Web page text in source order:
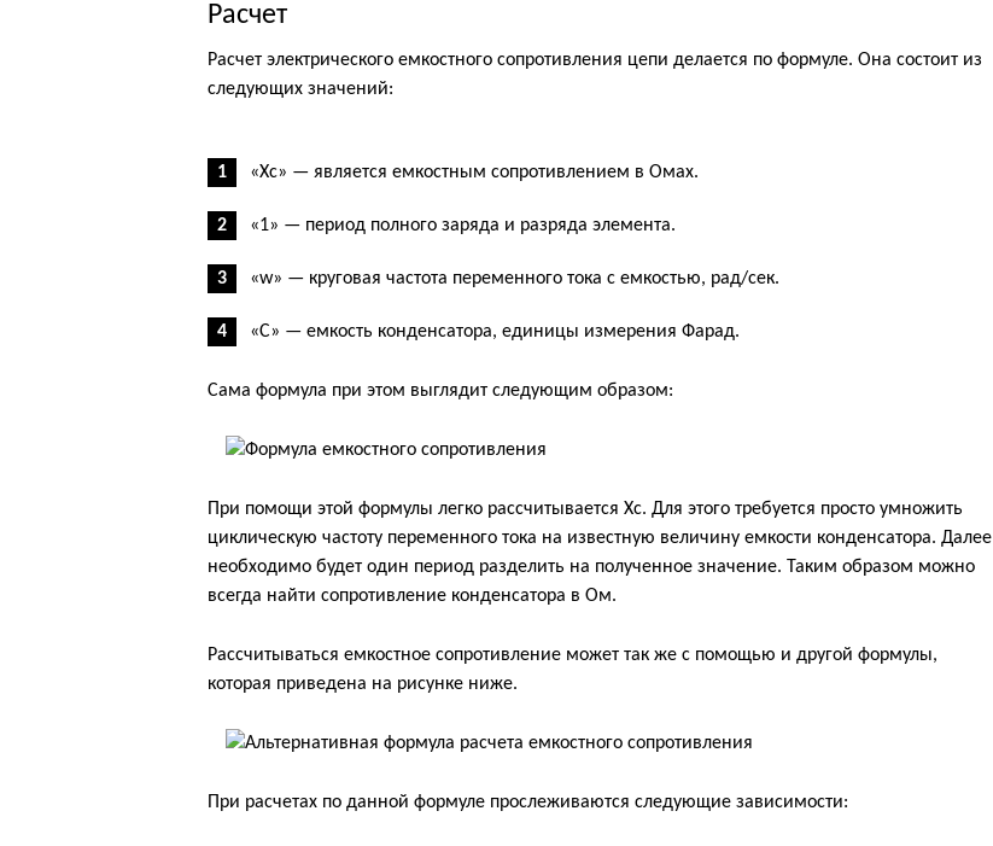
Расчет
Расчет электрического емкостного сопротивления цепи делается по формуле. Она состоит из
следующих значений:
«Xc» — является емкостным сопротивлением в Омах.
«1» — период полного заряда и разряда элемента.
«w» — круговая частота переменного тока с емкостью, рад/сек.
«C» — емкость конденсатора, единицы измерения Фарад.
Сама формула при этом выглядит следующим образом:
При помощи этой формулы легко рассчитывается Xc. Для этого требуется просто умножить
циклическую частоту переменного тока на известную величину емкости конденсатора. Далее
необходимо будет один период разделить на полученное значение. Таким образом можно
всегда найти сопротивление конденсатора в Ом.
Рассчитываться емкостное сопротивление может так же с помощью и другой формулы,
которая приведена на рисунке ниже.
При расчетах по данной формуле прослеживаются следующие зависимости: